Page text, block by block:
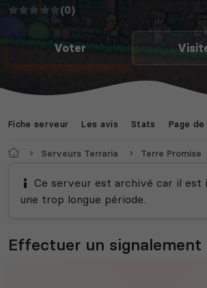
The isle
Valheim Hell
The Front Atlas
(0)
Voter
Fiche serveur Les avis Stats Page
AccueilServeurs Terraria Terre Promise
Ce serveur est archivé car il est
une trop longue période.
Effectuer un signalement